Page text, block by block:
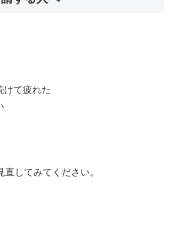
けて疲れた
直してみてください。